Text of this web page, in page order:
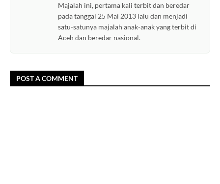
Majalah ini, pertama kali terbit dan beredar
pada tanggal 25 Mai 2013 lalu dan menjadi
satu-satunya majalah anak-anak yang terbit di
Aceh dan beredar nasional.
POST A COMMENT